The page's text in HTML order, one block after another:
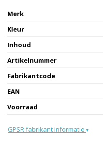
Merk
Kleur
Inhoud
Artikelnummer
Fabrikantcode
EAN
Voorraad
GPSR fabrikant informatie ▾